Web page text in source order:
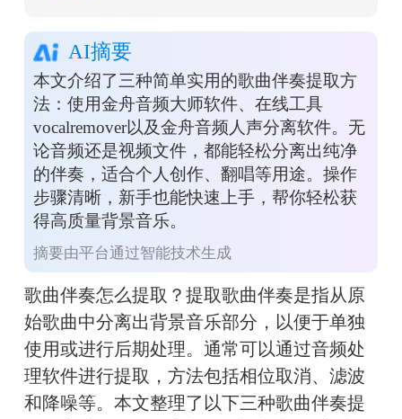
AI摘要
本文介绍了三种简单实用的歌曲伴奏提取方
法：使用金舟音频大师软件、在线工具
vocalremover以及金舟音频人声分离软件。无
论音频还是视频文件，都能轻松分离出纯净
的伴奏，适合个人创作、翻唱等用途。操作
步骤清晰，新手也能快速上手，帮你轻松获
得高质量背景音乐。
摘要由平台通过智能技术生成
歌曲伴奏怎么提取？提取歌曲伴奏是指从原
始歌曲中分离出背景音乐部分，以便于单独
使用或进行后期处理。通常可以通过音频处
理软件进行提取，方法包括相位取消、滤波
和降噪等。本文整理了以下三种歌曲伴奏提